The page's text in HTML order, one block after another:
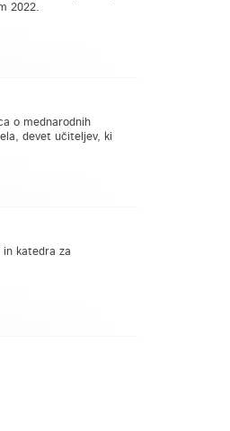
2022.
o mednarodnih
devet učiteljev, ki
in katedra za